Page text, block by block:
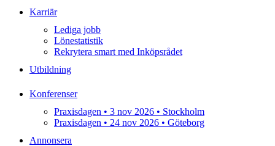
Karriär
Lediga jobb
Lönestatistik
Rekrytera smart med Inköpsrådet
Utbildning
Konferenser
Praxisdagen • 3 nov 2026 • Stockholm
Praxisdagen • 24 nov 2026 • Göteborg
Annonsera